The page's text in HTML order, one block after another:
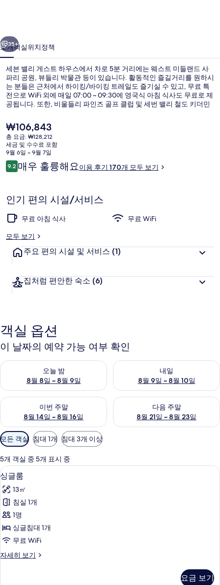
하
우
스
의
사
진
갤
러
리
35+
소개객실위치정책
세븐 밸리 게스트 하우스에서 차로 5분 거리에는 웨스트 미들랜드 사
파리 공원, 뷰들리 박물관 등이 있습니다. 활동적인 즐길거리를 원하시
는 분들은 근처에서 하이킹/바이킹 트레일도 즐기실 수 있고, 무료 특
전으로 WiFi 외에 매일 07:00 ~ 09:30에 영국식 아침 식사도 무료로 제
공됩니다. 또한, 비울들리 파인즈 골프 클럽 및 세번 밸리 철도 키더민
고객 서비스 및 아침 식사에 굉장히 만족했습니다.
현
재
가
격
은
₩106,843
₩106,843
총 요금: ₩128,212
세금 및 수수료 포함
9월 6일 ~ 9월 7일
이
용
기
9.210점 만점 중 9.2점.
매우 훌륭해요이용 후기 170개 모두 보기
인기 편의 시설/서비스
무료 아침 식사
무료 WiFi
모두 보기
주요 편의 시설 및 서비스 (1)
집처럼 편안한 숙소 (6)
객실 옵션
이 날짜의 예약 가능 여부 확인
오늘 밤
8월 8일 ~ 8월 9일
오늘 밤 예약 가능 여부 확인, 8월 8일 ~ 8월 9일
내일
8월 9일 ~ 8월 10일
내일 예약 가능 여부 확인, 8월
이번 주말
8월 14일 ~ 8월 16일
이번 주말 예약 가능 여부 확인, 8월 14일 ~ 8월 16일
다음 주말
8월 21일 ~ 8월 23일
다음 주말 예약 가능 여부 확인
객
실
에
사
용
가
능
한
터
모든 객실 침대 1개 침대 3개 이상
5개 객실 중 5개 표시 중
싱
글
룸
사
진
모
보
5
싱글룸
13㎡
침실 1개
1명
싱글침대 1개
무료 WiFi
자세히 보기
싱
요금 보기